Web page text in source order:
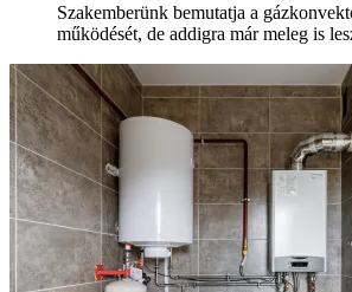
Szakemberünk bemutatja a
működését, de addigra már meleg is